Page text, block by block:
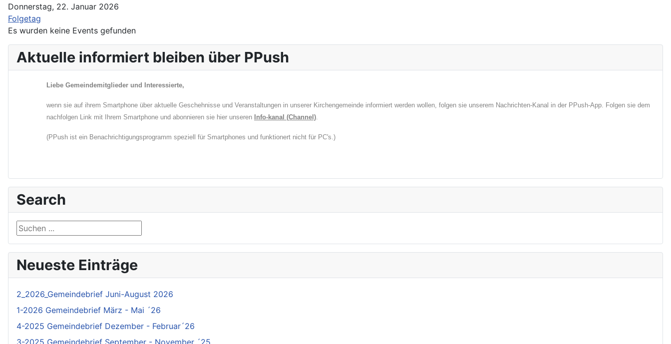
Donnerstag, 22. Januar 2026
Folgetag
Es wurden keine Events gefunden
Aktuelle informiert bleiben über PPush
Liebe Gemeindemitglieder und Interessierte,
wenn sie auf ihrem Smartphone über aktuelle Geschehnisse und Veranstaltungen in unserer Kirchengemeinde informiert werden wollen, folgen sie unserem Nachrichten-Kanal in der PPush-App. Folgen sie dem
nachfolgen Link mit Ihrem Smartphone und abonnieren sie hier unseren Info-kanal (Channel)
(PPush ist ein Benachrichtigungsprogramm speziell für Smartphones und funktionert nicht für PC's.)
Search
Suchen ...
Neueste Einträge
2_2026_Gemeindebrief Juni-August 2026
1-2026 Gemeindebrief März - Mai ´26
4-2025 Gemeindebrief Dezember - Februar´26
3-2025 Gemeindebrief September - November ´25